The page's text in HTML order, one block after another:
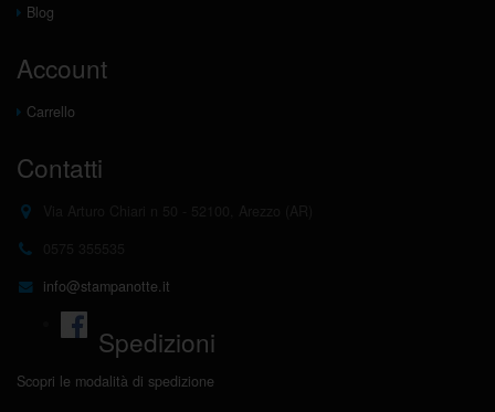
Blog
Account
Carrello
Contatti
info@stampanotte.it
Spedizioni
Scopri le modalità di spedizione